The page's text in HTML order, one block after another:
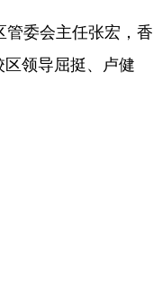
委会主任张宏，香
领导屈挺、卢健